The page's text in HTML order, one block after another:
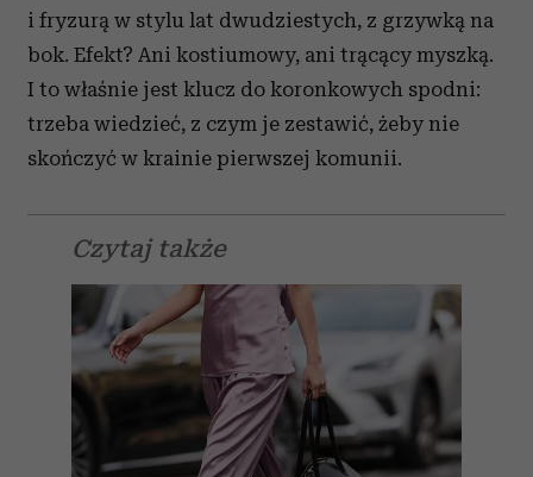
i fryzurą w stylu lat dwudziestych, z grzywką na
bok. Efekt? Ani kostiumowy, ani trącący myszką.
I to właśnie jest klucz do koronkowych spodni:
trzeba wiedzieć, z czym je zestawić, żeby nie
skończyć w krainie pierwszej komunii.
Czytaj także